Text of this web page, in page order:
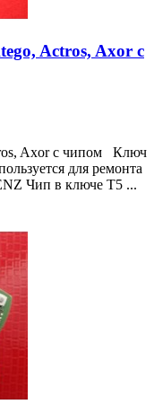
Actros, Axor с
Axor с чипом Ключ
для ремонта
Чип в ключе T5 ...